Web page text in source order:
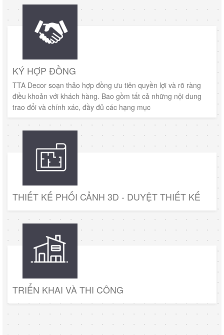
KÝ HỢP ĐỒNG
TTA Decor soạn thảo hợp đồng ưu tiên quyền lợi và rõ ràng
điều khoản với khách hàng. Bao gồm tất cả những nội dung
trao đổi và chính xác, đầy đủ các hạng mục
THIẾT KẾ PHỐI CẢNH 3D - DUYỆT THIẾT KẾ
TRIỂN KHAI VÀ THI CÔNG